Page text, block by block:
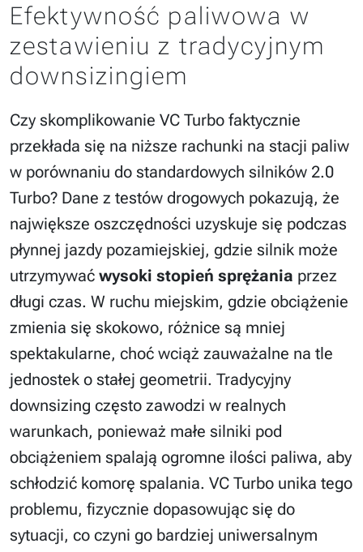
Efektywność paliwowa w
zestawieniu z tradycyjnym
downsizingiem
Czy skomplikowanie VC Turbo faktycznie
przekłada się na niższe rachunki na stacji paliw
w porównaniu do standardowych silników 2.0
Turbo? Dane z testów drogowych pokazują, że
największe oszczędności uzyskuje się podczas
płynnej jazdy pozamiejskiej, gdzie silnik może
utrzymywać wysoki stopień sprężania przez
długi czas. W ruchu miejskim, gdzie obciążenie
zmienia się skokowo, różnice są mniej
spektakularne, choć wciąż zauważalne na tle
jednostek o stałej geometrii. Tradycyjny
downsizing często zawodzi w realnych
warunkach, ponieważ małe silniki pod
obciążeniem spalają ogromne ilości paliwa, aby
schłodzić komorę spalania. VC Turbo unika tego
problemu, fizycznie dopasowując się do
sytuacji, co czyni go bardziej uniwersalnym